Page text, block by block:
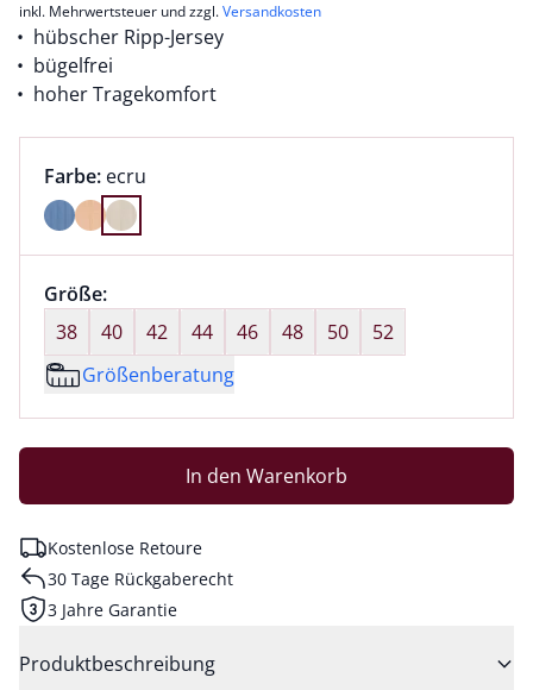
inkl. Mehrwertsteuer und zzgl.Versandkosten
hübscher Ripp-Jersey
bügelfrei
hoher Tragekomfort
Farbauswahl:
Farbe: aktuell ausgewählt:
ecru
Farbe ecru ausgewählt
Größenauswahl:
Größe:nichts ausgewählt
38
40 42 44 46 48 50
52
Größenberatung
In den Warenkorb
Kostenlose Retoure
30 Tage Rückgaberecht
3 Jahre Garantie
Produktbeschreibung